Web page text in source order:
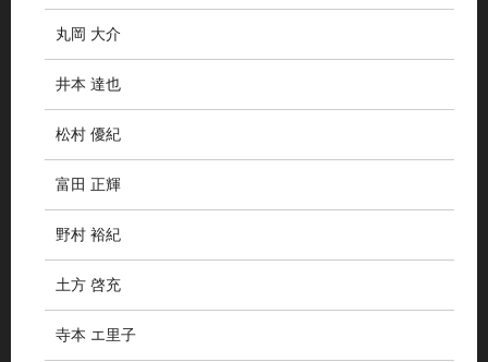
丸岡 大介
井本 達也
松村 優紀
富田 正輝
野村 裕紀
土方 啓充
寺本 エ里子